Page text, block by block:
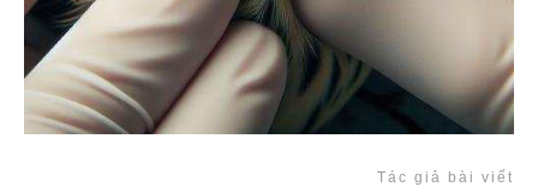
Tác giả bài viết